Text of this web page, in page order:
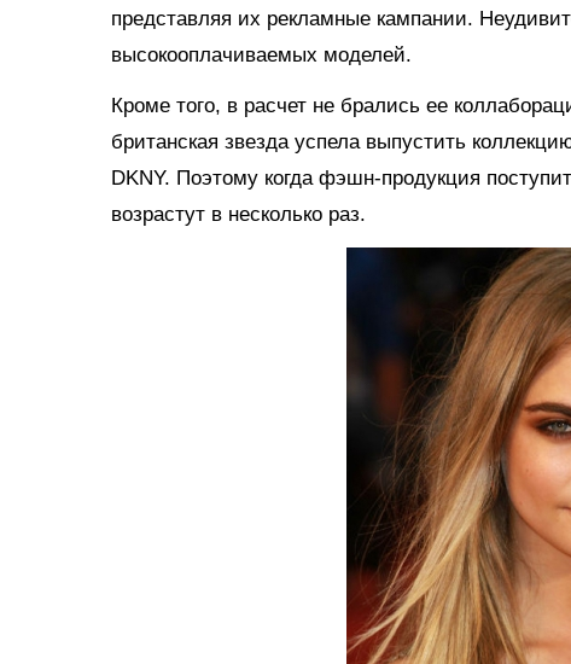
представляя их рекламные кампании.
высокооплачиваемых моделей.
Кроме того, в расчет не брались ее
британская звезда успела выпустить
DKNY. Поэтому когда фэшн-продукция
возрастут в несколько раз.